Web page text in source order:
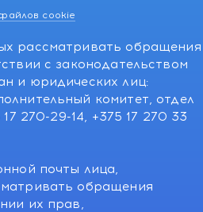
cookie
рассматривать обращения
с законодательством
и юридических лиц:
комитет, отдел
270-29-14, +375 17 270 33
почты лица,
обращения
их прав,